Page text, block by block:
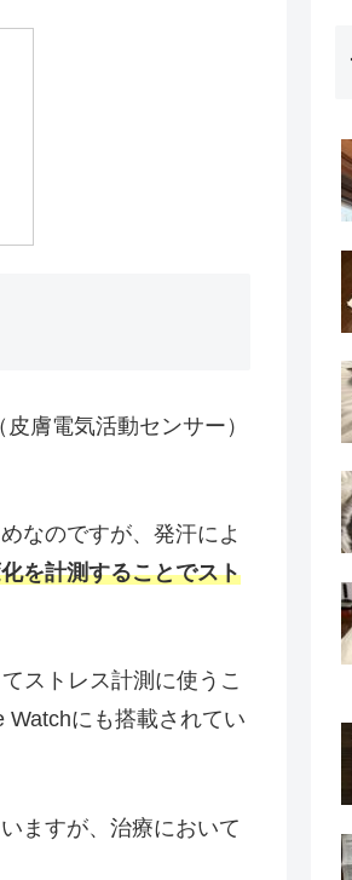
膚電気活動センサー）
なのですが、発汗によ
を計測することでスト
ストレス計測に使うこ
Watchにも搭載されてい
ますが、治療において